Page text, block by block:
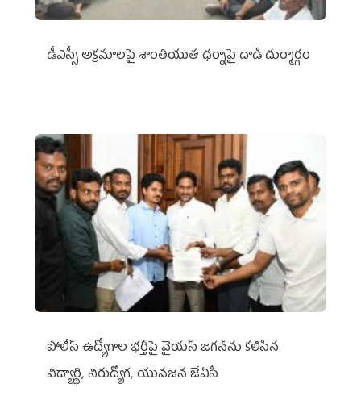
డీఎస్సీ అక్రమాలపై శాంతియుత ధర్నాపై దాడి దుర్మార్గం
పోలీస్ ఉద్యోగాల భర్తీపై వైయస్ జగన్‌ను కలిసిన
విద్యార్థి, నిరుద్యోగ, యువజన జేఏసీ